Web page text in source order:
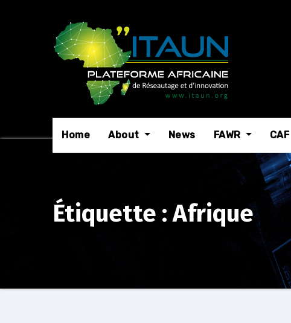
Home About News FAWR CAF
Étiquette :Afrique